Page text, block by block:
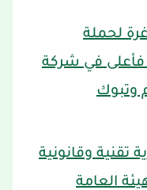
لحملة
فأعلى في شركة
وتبوك
تقنية وقانونية
العامة